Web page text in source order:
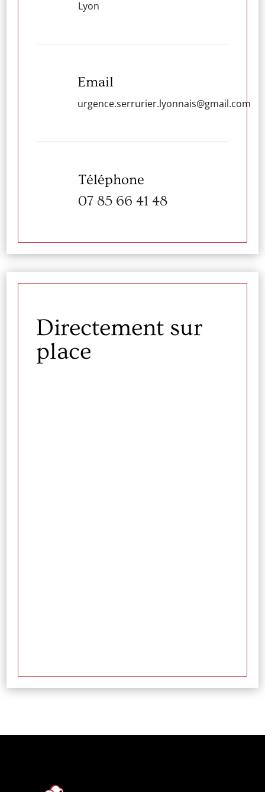
Lyon
Email
urgence.serrurier.lyonnais@gmail.com
Téléphone
07 85 66 41 48
Directement sur
place